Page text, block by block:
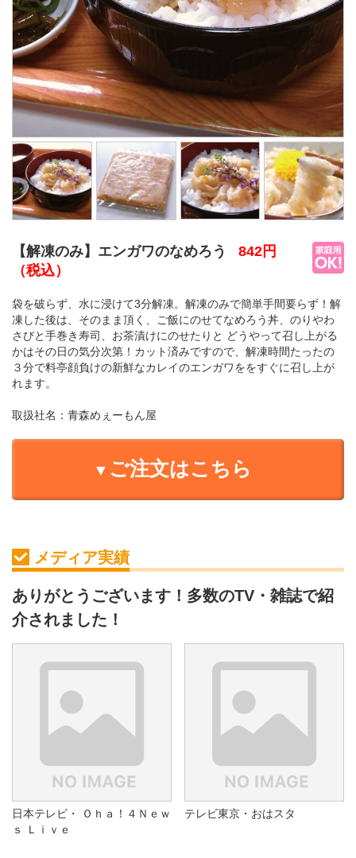
【解凍のみ】エンガワのなめろう
842円
（税込）
袋を破らず、水に浸けて3分解凍。解凍のみで簡単手間要らず！解
凍した後は、そのまま頂く、ご飯にのせてなめろう丼、のりやわ
さびと手巻き寿司、お茶漬けにのせたりと どうやって召し上がる
かはその日の気分次第！カット済みですので、解凍時間たったの
３分で料亭顔負けの新鮮なカレイのエンガワををすぐに召し上が
れます。
取扱社名： 青森めぇーもん屋
ご注文はこちら
メディア実績
ありがとうございます！多数のTV・雑誌で紹
介されました！
日本テレビ・ Ｏｈａ！４Ｎｅｗ
ｓ Ｌｉｖｅ
テレビ東京・おはスタ